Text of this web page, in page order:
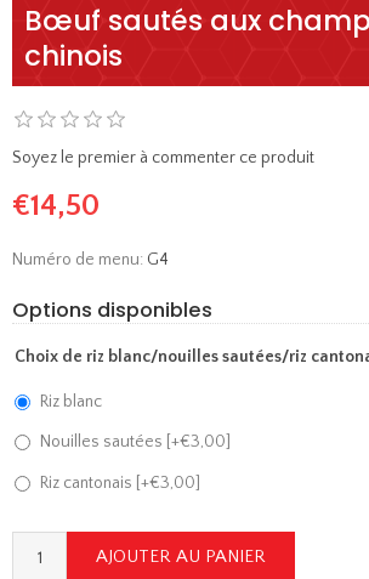
Bœuf sautés aux
chinois
Soyez le premier à commenter ce produit
€14,50
Numéro de menu: G4
Options disponibles
Choix de riz blanc/nouilles sautées/riz
Riz blanc
Nouilles sautées [+€3,00]
Riz cantonais [+€3,00]